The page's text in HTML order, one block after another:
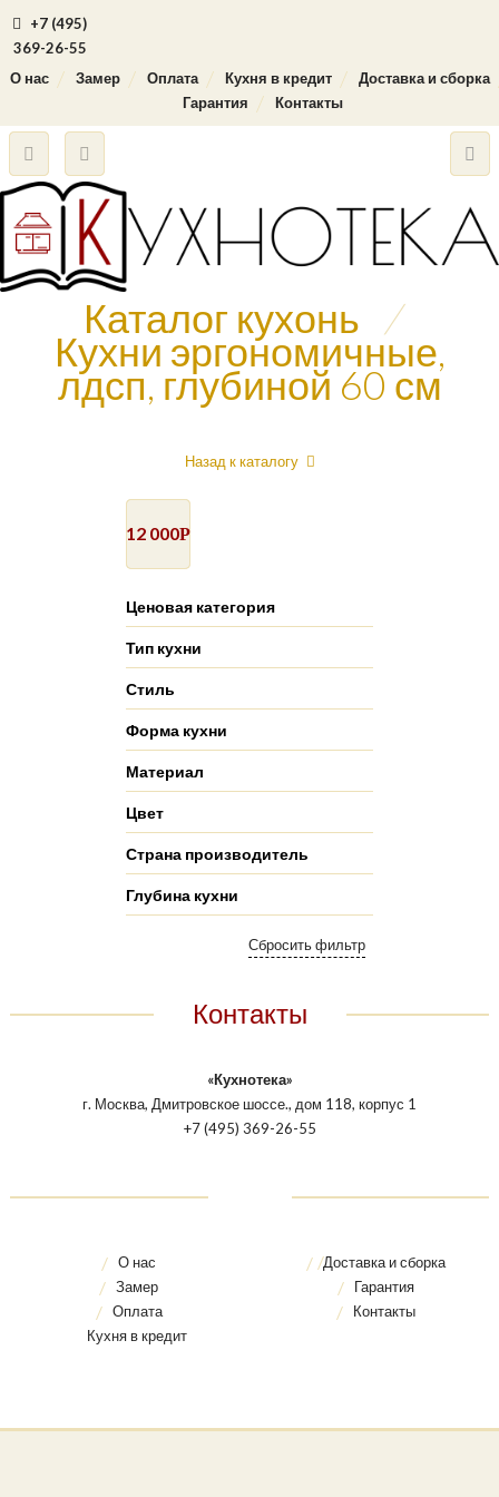
+7 (495)
369-26-55
О нас
Замер Оплата Кухня в кредит
Доставка и сборка
Гарантия
Контакты
Каталог кухонь /
Кухни эргономичные,
лдсп, глубиной 60 см
Назад к каталогу
12 000Р
Ценовая категория
Тип кухни
Стиль
Форма кухни
Материал
Цвет
Страна производитель
Глубина кухни
Контакты
«Кухнотека»
г. Москва, Дмитровское шоссе., дом 118, корпус 1
+7 (495) 369-26-55
О нас
Замер
Оплата
Кухня в кредит
Доставка и сборка
Гарантия
Контакты